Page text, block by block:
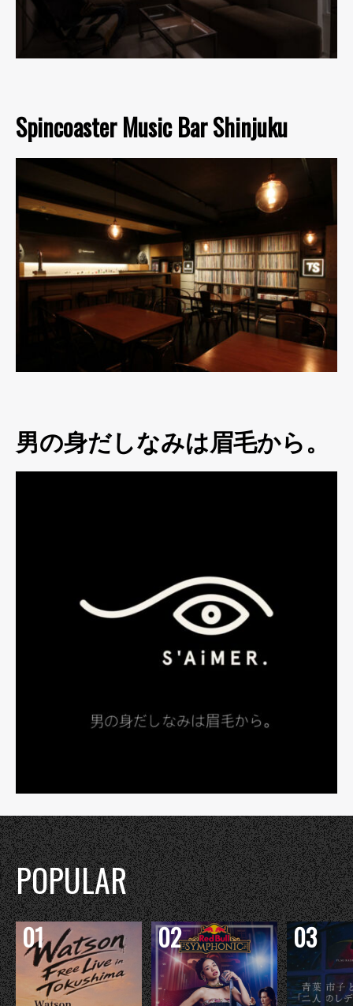
Spincoaster Music Bar Shinjuku
男の身だしなみは眉毛から。
POPULAR